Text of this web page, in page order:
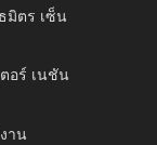
มิตร เซ็น
อร์ เนชัน
าน